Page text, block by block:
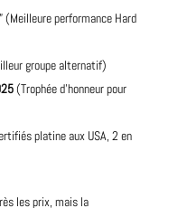
(Meilleure performance Hard
groupe alternatif)
(Trophée d’honneur pour
platine aux USA, 2 en
les prix, mais la